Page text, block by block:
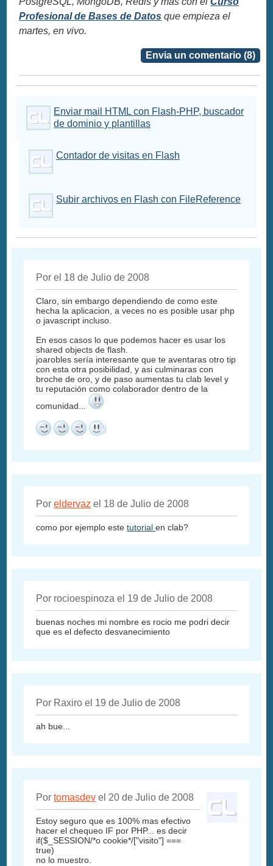
Profesional de Bases de Datos que empieza el
martes, en vivo.
Envia un comentario (8)
Enviar mail HTML con Flash-PHP, buscador
de dominio y plantillas
Contador de visitas en Flash
Subir archivos en Flash con FileReference
Por el 18 de Julio de 2008
Claro, sin embargo dependiendo de como este
hecha la aplicacion, a veces no es posible usar php
o javascript incluso.
En esos casos lo que podemos hacer es usar los
shared objects de flash.
joarobles sería interesante que te aventaras otro tip
con esta otra posibilidad, y asi culminaras con
broche de oro, y de paso aumentas tu clab level y
tu reputación como colaborador dentro de la
comunidad...
Poreldervaz el 18 de Julio de 2008
como por ejemplo estetutorialen clab?
Por rocioespinoza el 19 de Julio de 2008
buenas noches mi nombre es rocio me podri decir
que es el defecto desvanecimiento
Por Raxiro el 19 de Julio de 2008
ah bue...
Portomasdev el 20 de Julio de 2008
Estoy seguro que es 100% mas efectivo
hacer el chequeo IF por PHP... es decir
if($_SESSION/*o cookie*/["visito"] ===
true)
no lo muestro.